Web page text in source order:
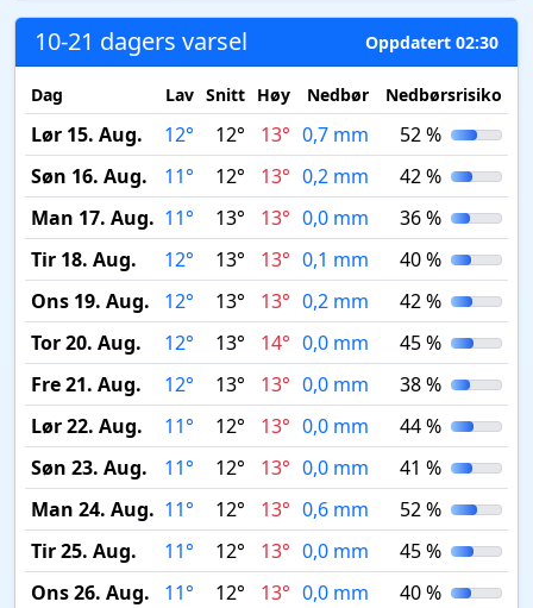
10-21 dagers varsel Oppdatert 02:30
Dag Lav Snitt Høy Nedbør Nedbørsrisiko
Lør 15. Aug. 12° 12° 13° 0,7 mm
52 %
Søn 16. Aug.
11° 12° 13° 0,2 mm
42 %
Man 17. Aug. 11° 13° 13° 0,0 mm
36 %
Tir 18. Aug.
12° 13° 13° 0,1 mm
40 %
Ons 19. Aug.
12° 13° 13° 0,2 mm
42 %
Tor 20. Aug.
12° 13° 14° 0,0 mm
45 %
Fre 21. Aug.
12° 13° 13° 0,0 mm
38 %
Lør 22. Aug.
11° 12° 13° 0,0 mm
44 %
Søn 23. Aug.
11° 12° 13° 0,0 mm
41 %
Man 24. Aug. 11° 12° 13° 0,6 mm
52 %
Tir 25. Aug.
11° 12° 13° 0,0 mm
45 %
Ons 26. Aug.
11° 12° 13° 0,0 mm 40 %